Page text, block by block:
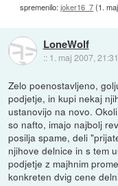
spremenilo:joker16_7(1.
LoneWolf
:: 1. maj 2007, 21:31
Zelo poenostavljeno,
podjetje, in kupi nekaj
ustanovijo na novo.
so nafto, imajo najbolj
posilja spame, deli
njihove delnice in s tem
podjetje z majhnim
konkreten dvig cene